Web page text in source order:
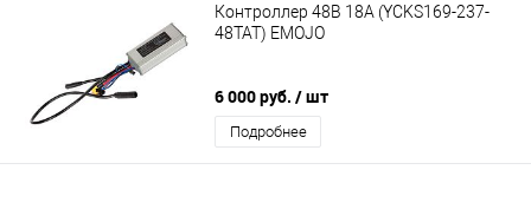
Контроллер 48В 18А (YCKS169-237-
48TAT) EMOJO
6 000 руб. / шт
Подробнее